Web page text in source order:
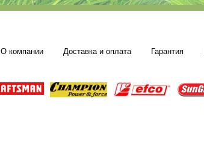
О компании Доставка и оплата Гарантия